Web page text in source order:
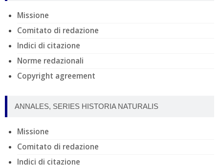
Missione
Comitato di redazione
Indici di citazione
Norme redazionali
Copyright agreement
ANNALES, SERIES HISTORIA NATURALIS
Missione
Comitato di redazione
Indici di citazione